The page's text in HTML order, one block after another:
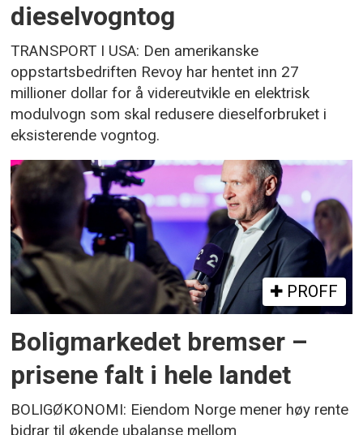
dieselvogntog
TRANSPORT I USA: Den amerikanske
oppstartsbedriften Revoy har hentet inn 27
millioner dollar for å videreutvikle en elektrisk
modulvogn som skal redusere dieselforbruket i
eksisterende vogntog.
PROFF
Boligmarkedet bremser –
prisene falt i hele landet
BOLIGØKONOMI: Eiendom Norge mener høy rente
bidrar til økende ubalanse mellom